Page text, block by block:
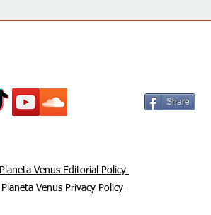
Share
Planeta Venus Privacy Policy
Planeta Venus Editorial Policy